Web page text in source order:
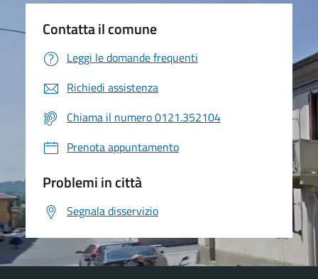
Contatta il comune
Leggi le domande frequenti
Richiedi assistenza
Chiama il numero 0121.352104
Prenota appuntamento
Problemi in città
Segnala disservizio